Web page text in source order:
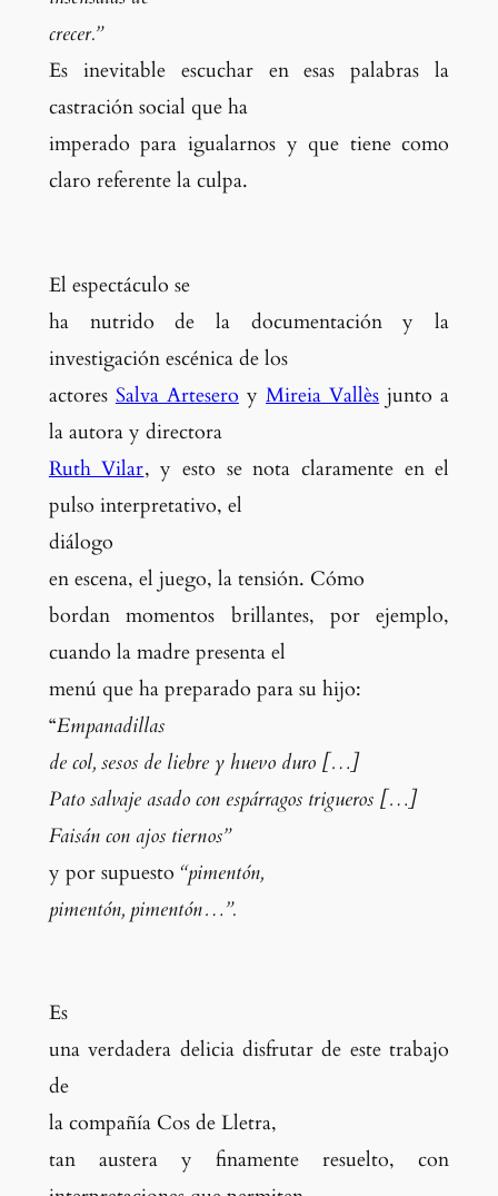
crecer.”
Es inevitable escuchar en esas palabras la
castración social que ha
imperado para igualarnos y que tiene como
claro referente la culpa.
El espectáculo se
ha nutrido de la documentación y la
investigación escénica de los
actores Salva Artesero yMireia Vallès junto a
la autora y directora
Ruth Vilar, y esto se nota claramente en el
pulso interpretativo, el
diálogo
en escena, el juego, la tensión. Cómo
bordan momentos brillantes, por ejemplo,
cuando la madre presenta el
menú que ha preparado para su hijo:
“Empanadillas
de col, sesos de liebre y huevo duro […]
Pato salvaje asado con espárragos trigueros […]
Faisán con ajos tiernos”
y por supuesto “pimentón,
pimentón, pimentón…”.
Es
una verdadera delicia disfrutar de este trabajo
de
la compañía Cos de Lletra,
tan austera y finamente resuelto, con